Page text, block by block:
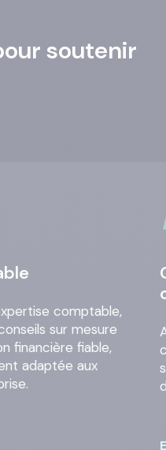
soutenir
comptable,
sur mesure
financière fiable,
adaptée aux